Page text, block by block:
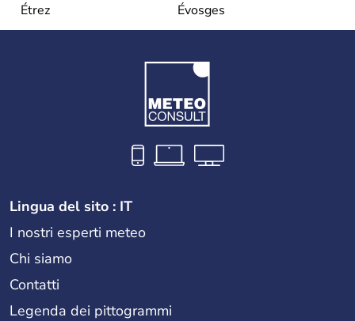
Étrez
Évosges
Lingua del sito : IT
I nostri esperti meteo
Chi siamo
Contatti
Legenda dei pittogrammi